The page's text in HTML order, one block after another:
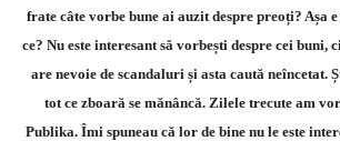
frate câte vorbe bune ai auzit despre preoți? Așa
ce? Nu este interesant să vorbești despre cei buni,
are nevoie de scandaluri și asta caută neîncetat.
tot ce zboară se mănâncă. Zilele trecute am
Publika. Îmi spuneau că lor de bine nu le este